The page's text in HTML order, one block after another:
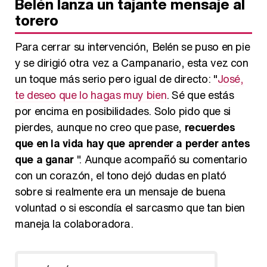
torero
Para cerrar su intervención, Belén se puso en pie
y se dirigió otra vez a Campanario, esta vez con
un toque más serio pero igual de directo: "José,
te deseo que lo hagas muy bien. Sé que estás
por encima en posibilidades. Solo pido que si
pierdes, aunque no creo que pase, recuerdes
que en la vida hay que aprender a perder antes
que a ganar ". Aunque acompañó su comentario
con un corazón, el tono dejó dudas en plató
sobre si realmente era un mensaje de buena
voluntad o si escondía el sarcasmo que tan bien
maneja la colaboradora.